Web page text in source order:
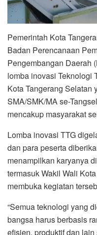
Pemerintah Kota
Badan Perencanaan
Pengembangan Daerah
lomba inovasi Teknologi
Kota Tangerang Selatan
SMA/SMK/MA se-
mencakup masyarakat
Lomba inovasi TTG
dan para peserta
menampilkan karyanya
termasuk Wakil Wali
membuka kegiatan
“Semua teknologi yang
bangsa harus berbasis
efisien, produktif dan